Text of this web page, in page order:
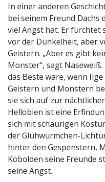
In einer anderen
bei seinem Freund Dachs
viel Angst hat. Er fürchtet
vor der Dunkelheit, aber
Geistern. „Aber es gibt
Monster“, sagt
das Beste wäre, wenn
Geistern und Monstern
sie sich auf zur
Hellobien ist eine
sich mit schau­rigen
der Glühwürmchen-
hinter den Gespenstern,
Kobolden seine Freunde
seine Angst.